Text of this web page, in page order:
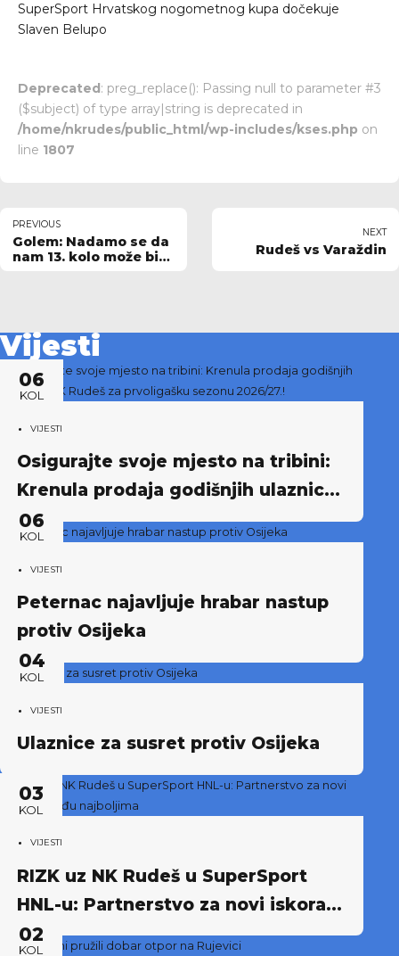
SuperSport Hrvatskog nogometnog kupa dočekuje
Slaven Belupo
Deprecated : preg_replace(): Passing null to parameter #3
($subject) of type array|string is deprecated in
/home/nkrudes/public_html/wp-includes/kses.php on
line 1807
PREVIOUS
Golem: Nadamo se da
nam 13. kolo može biti
NEXT
Rudeš vs Varaždin
Vijesti
06
KOL
VIJESTI
Osigurajte svoje mjesto na tribini:
Krenula prodaja godišnjih ulaznica
NK Rudeš za prvoligašku sezonu
2026/27.!
06
KOL
VIJESTI
Peternac najavljuje hrabar nastup
protiv Osijeka
04
KOL
VIJESTI
Ulaznice za susret protiv Osijeka
03
KOL
VIJESTI
RIZK uz NK Rudeš u SuperSport
HNL-u: Partnerstvo za novi iskorak
među najboljima
02
KOL